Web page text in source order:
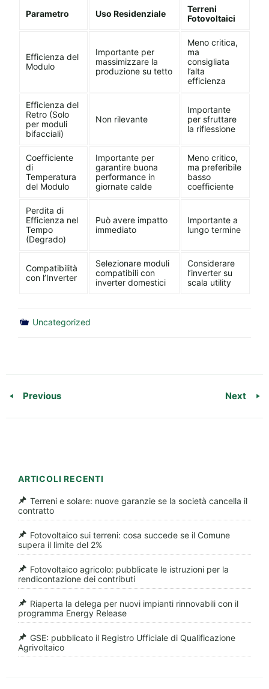
Parametro Uso Residenziale
Terreni
Fotovoltaici
Efficienza del
Modulo
Importante per
massimizzare la
produzione su tetto
Meno critica,
ma
consigliata
l’alta
efficienza
Efficienza del
Retro (Solo
per moduli
bifacciali)
Non rilevante
Importante
per sfruttare
la riflessione
Coefficiente
di
Temperatura
del Modulo
Importante per
garantire buona
performance in
giornate calde
Meno critico,
ma preferibile
basso
coefficiente
Perdita di
Efficienza nel
Tempo
(Degrado)
Può avere impatto
immediato
Importante a
lungo termine
Compatibilità
con l’Inverter
Selezionare moduli
compatibili con
inverter domestici
Considerare
l’inverter su
scala utility
Uncategorized
Previous Next
ARTICOLI RECENTI
Terreni e solare: nuove garanzie se la società cancella il
contratto
Fotovoltaico sui terreni: cosa succede se il Comune
supera il limite del 2%
Fotovoltaico agricolo: pubblicate le istruzioni per la
rendicontazione dei contributi
Riaperta la delega per nuovi impianti rinnovabili con il
programma Energy Release
GSE: pubblicato il Registro Ufficiale di Qualificazione
Agrivoltaico